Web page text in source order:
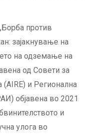
против
зајакнување на
на одземање на
од Совети за
и Регионална
објавена во 2021
и
улога во